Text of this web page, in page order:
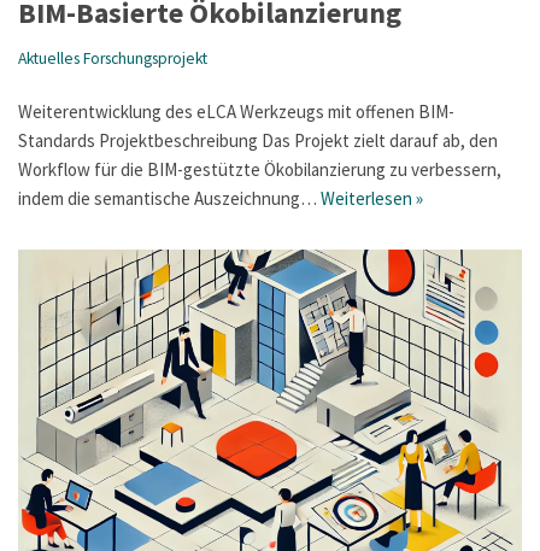
BIM-Basierte Ökobilanzierung
Aktuelles Forschungsprojekt
Weiterentwicklung des eLCA Werkzeugs mit offenen BIM-
Standards Projektbeschreibung Das Projekt zielt darauf ab, den
Workflow für die BIM-gestützte Ökobilanzierung zu verbessern,
indem die semantische Auszeichnung… Weiterlesen »